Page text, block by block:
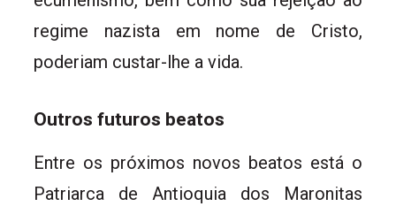
regime nazista em nome de Cristo,
poderiam custar-lhe a vida.
Outros futuros beatos
Entre os próximos novos beatos está o
Patriarca de Antioquia dos Maronitas